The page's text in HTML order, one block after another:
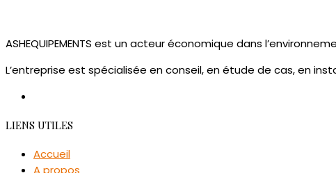
ASHEQUIPEMENTS est un acteur économique dans
L’entreprise est spécialisée en conseil, en étude de cas, en
LIENS UTILES
Accueil
A propos